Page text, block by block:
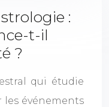
:
t-il
?
qui étudie
les événements